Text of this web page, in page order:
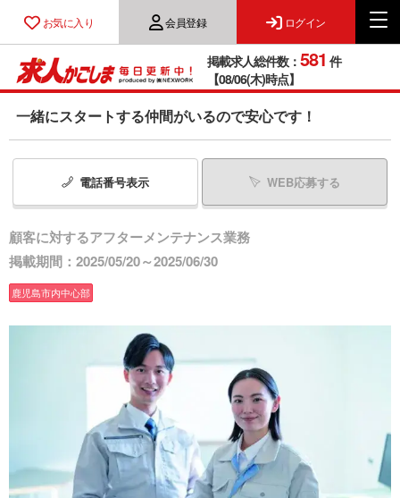
お気に入り 会員登録 ログイン
掲載求人総件数： 581 件
【08/06(木)時点】
一緒にスタートする仲間がいるので安心です！
電話番号表示 WEB応募する
顧客に対するアフターメンテナンス業務
掲載期間：2025/05/20～2025/06/30
鹿児島市内中心部